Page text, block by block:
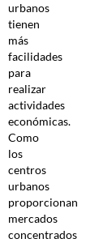
urbanos
tienen
más
facilidades
para
realizar
actividades
económicas.
Como
los
centros
urbanos
proporcionan
mercados
concentrados